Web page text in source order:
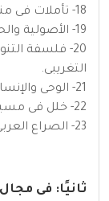
18- تأملات فى منهج القرآن فى تأسيس اليقين.
19- الأصولية والحوار مع الآخر.
20- فلسفة
التغريبى.
21- الوحى والإنسان قراءة معرفية.
22- خلل فى مسيرة الأمة.
23- الصراع العربى الإسرائيلى قراءة فى الجذور التوراتية
ثانيًا: فى